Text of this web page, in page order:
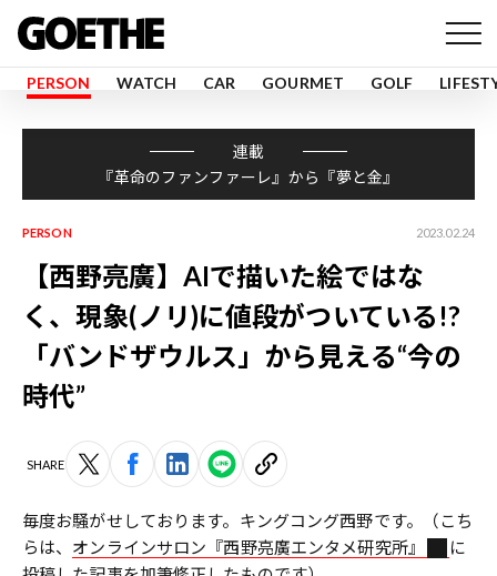
PERSON WATCH CAR GOURMET GOLF
連載
『革命のファンファーレ』から『夢と金』
PERSON 2023.02.24
【西野亮廣】AIで描いた絵ではな
く、現象(ノリ)に値段がついている!?
「バンドザウルス」から見える“今の
時代”
SHARE
毎度お騒がせしております。キングコング西野です。（こち
らは、 オンラインサロン『西野亮廣エンタメ研究所』
に